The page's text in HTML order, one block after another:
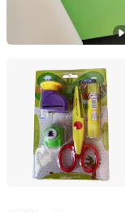
Nanchang
Jiangxi, China